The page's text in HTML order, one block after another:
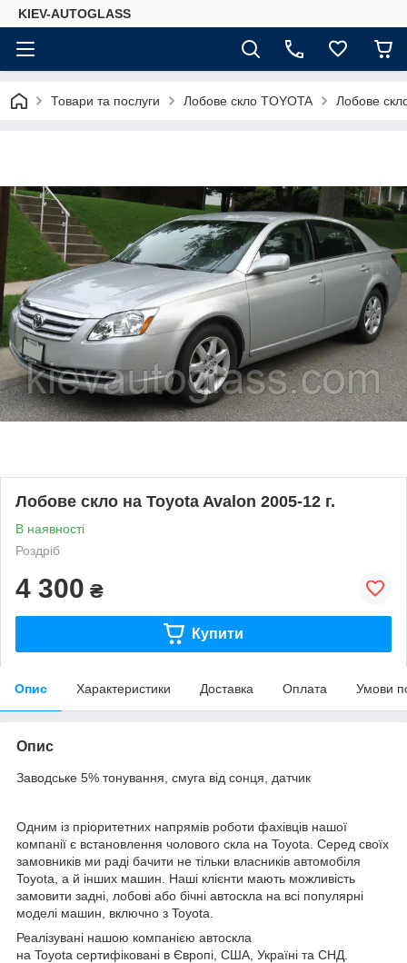
KIEV-AUTOGLASS
Товари та послуги Лобове скло TOYOTA Лобове
Лобове скло на Toyota Avalon 2005-12 г.
В наявності
Роздріб
4 300 ₴
Купити
Опис Характеристики Доставка Оплата Умови
Опис
Заводське 5% тонування, смуга від сонця, датчик
Одним із пріоритетних напрямів роботи фахівців нашої
компанії є встановлення чолового скла на Toyota. Серед своїх
замовників ми раді бачити не тільки власників автомобіля
Toyota, а й інших машин. Наші клієнти мають можливість
замовити задні, лобові або бічні автоскла на всі популярні
моделі машин, включно з Toyota.
Реалізувані нашою компанією автоскла
на Toyota сертифіковані в Європі, США, Україні та СНД.